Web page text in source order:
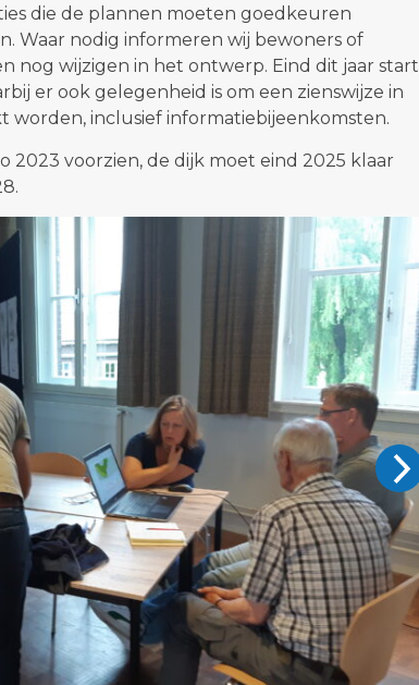
die de plannen moeten goedkeuren
Waar nodig informeren wij bewoners of
nog wijzigen in het ontwerp. Eind dit jaar start
er ook gelegenheid is om een zienswijze in
worden, inclusief informatiebijeenkomsten.
2023 voorzien, de dijk moet eind 2025 klaar